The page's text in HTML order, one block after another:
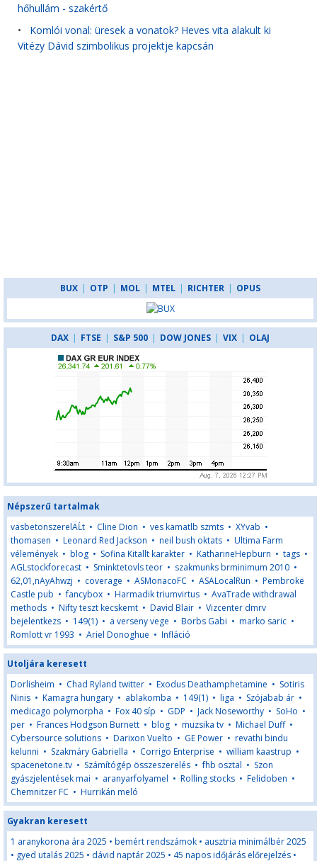
hőhullám - szakértő
• Komlói vonal: üresek a vonatok? Heves vita alakult ki
Vitézy Dávid szimbolikus projektje kapcsán
BUX | OTP | MOL | MTEL | RICHTER | OPUS
DAX | FTSE | S&P 500 | DOW JONES | VIX | OLAJ
Népszerű tartalmak
vasbetonszerelÄĹt • Cline Dion • ves kamatlb szmts • XYvab •
thomasen • Leonard Red Jackson • neil bush oktats • Ultima Farm
vélemények • blog • Sofina Kitallt karakter • KatharineHepburn • tags •
AGLstockforecast • Sminktetovls teor • szakmunks brminimum 2010 •
62,01,nAyAhwzj • coverage • ASMonacoFC • ASALocalRun • Pembroke
Castle pub •fancybox • Harmadik triumvirtus • AvaTrade withdrawal
methods • Nifty teszt kecskemt • David Blair • Vizcenter dmrv
bejelentkezs • 149(1) • a verseny vege • Borbs Gabi • marko saric •
Romlott vr 1993 • Ariel Donoghue • Infláció
Utoljára keresett
Dorlisheim • Chad Ryland twitter • Exodus Deathamphetamine • Sotiris
Ninis • Kamagra hungary • ablakomba • 149(1) • liga • Szójabab ár •
medicago polymorpha • Fox 40 síp • GDP • Jack Noseworthy • SoHo •
per • Frances Hodgson Burnett • blog • muzsika tv • Michael Duff•
Cybersource solutions • Darixon Vuelto • GE Power • revathi bindu
kelunni • Szakmáry Gabriella • Corrigo Enterprise • william kaastrup •
spacenetone.tv • Számítógép összeszerelés •fhb osztal • Szon
gyászjelentések mai • aranyarfolyamel • Rolling stocks • Felidoben •
Chemnitzer FC • Hurrikán meló
Gyakran keresett
1 aranykorona ára 2025 • bemért rendszámok • ausztria minimálbér 2025
• gyed utalás 2025 • dávid naptár 2025 • 45 napos időjárás előrejelzés •